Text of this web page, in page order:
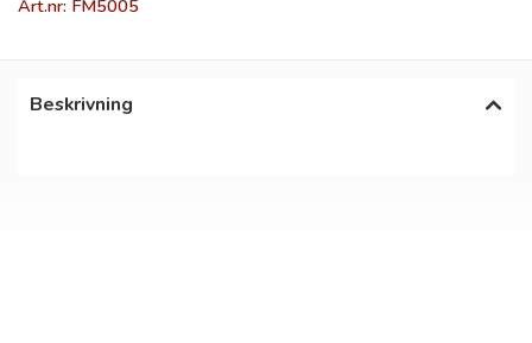
Art.nr: FM5005
Beskrivning